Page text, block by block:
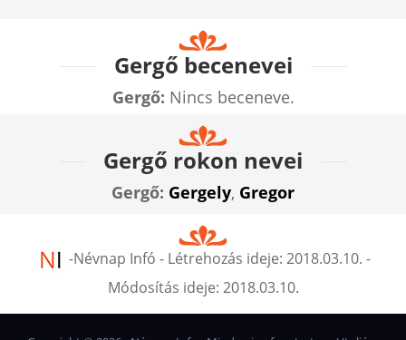
Gergő becenevei
Gergő: Nincs beceneve.
Gergő rokon nevei
Gergő: Gergely, Gregor
-Névnap Infó - Létrehozás ideje: 2018.03.10. -
Módosítás ideje: 2018.03.10.